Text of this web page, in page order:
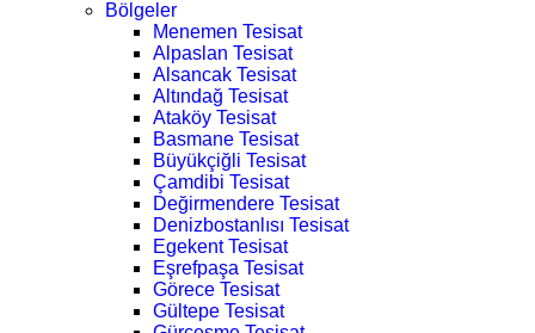
Bölgeler
Menemen Tesisat
Alpaslan Tesisat
Alsancak Tesisat
Altındağ Tesisat
Ataköy Tesisat
Basmane Tesisat
Büyükçiğli Tesisat
Çamdibi Tesisat
Değirmendere Tesisat
Denizbostanlısı Tesisat
Egekent Tesisat
Eşrefpaşa Tesisat
Görece Tesisat
Gültepe Tesisat